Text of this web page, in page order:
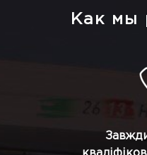
Как мы